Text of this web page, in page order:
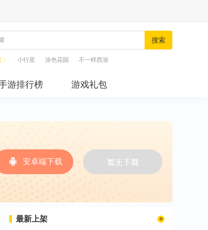
搜索
小行星 涂色花园 不一样西游
游排行榜 游戏礼包
安卓端下载
最新上架